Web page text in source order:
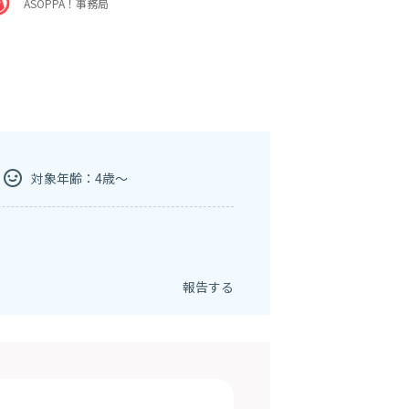
ASOPPA！事務局
対象年齢：4歳～
報告する